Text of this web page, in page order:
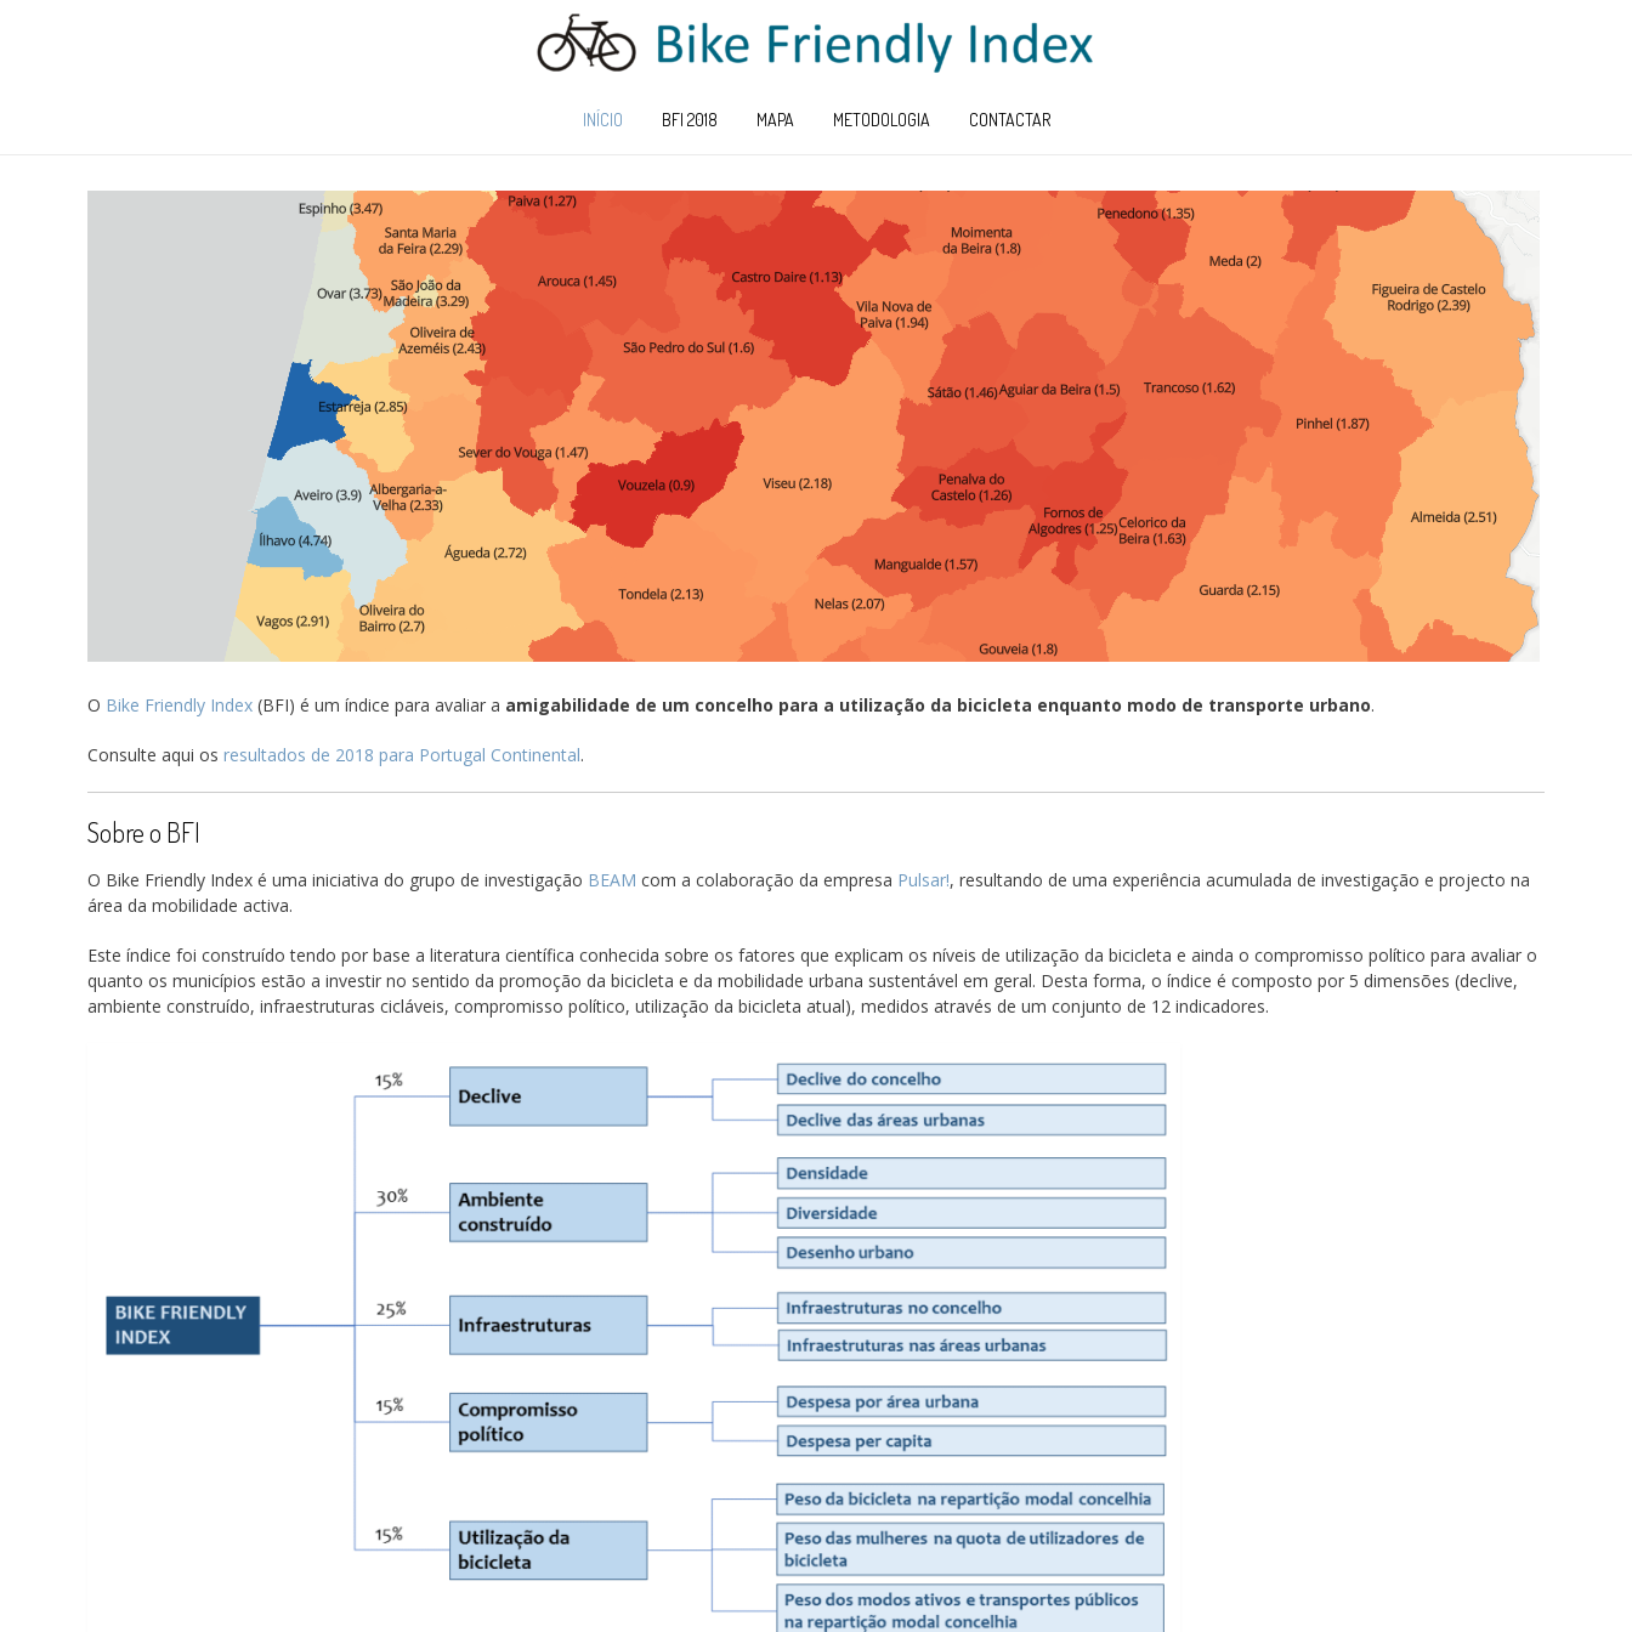
INÍCIO BFI 2018 MAPA METODOLOGIA CONTACTAR
O Bike Friendly Index (BFI) é um índice para avaliar a amigabilidade de um concelho para a utilização da bicicleta enquanto modo de transporte urbano.
Consulte aqui os resultados de 2018 para Portugal Continental.
Sobre o BFI
O Bike Friendly Index é uma iniciativa do grupo de investigação BEAM com a colaboração da empresa Pulsar!, resultando de uma experiência acumulada de investigação e projecto na
área da mobilidade activa.
Este índice foi construído tendo por base a literatura científica conhecida sobre os fatores que explicam os níveis de utilização da bicicleta e ainda o compromisso político para avaliar o
quanto os municípios estão a investir no sentido da promoção da bicicleta e da mobilidade urbana sustentável em geral. Desta forma, o índice é composto por 5 dimensões (declive,
ambiente construído, infraestruturas cicláveis, compromisso político, utilização da bicicleta atual), medidos através de um conjunto de 12 indicadores.